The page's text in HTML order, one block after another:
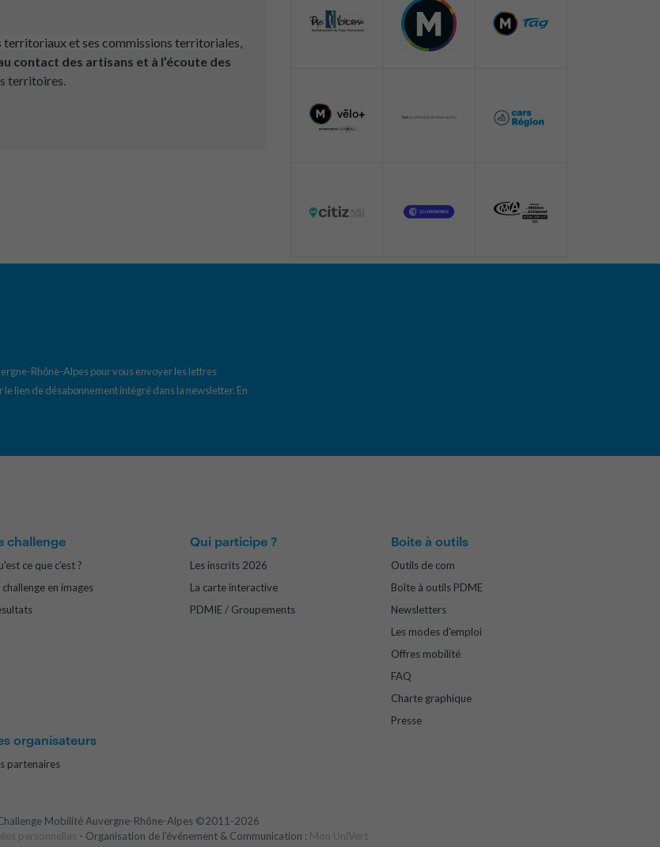
territoriaux et ses commissions territoriales,
contact des artisans et à l’écoute des
territoires.
Rhône-Alpes pour vous envoyer les lettres
lien de désabonnement intégré dans la newsletter. En
challenge
ce que c'est ?
challenge en images
Qui participe ?
Les inscrits 2026
La carte interactive
PDMIE / Groupements
Boite à outils
Outils de com
Boîte à outils PDME
Newsletters
Les modes d'emploi
Offres mobilité
FAQ
Charte graphique
Presse
organisateurs
partenaires
Mobilité Auvergne-Rhône-Alpes ©2011-2026
personnelles - Organisation de l'événement & Communication : Mon UniVert